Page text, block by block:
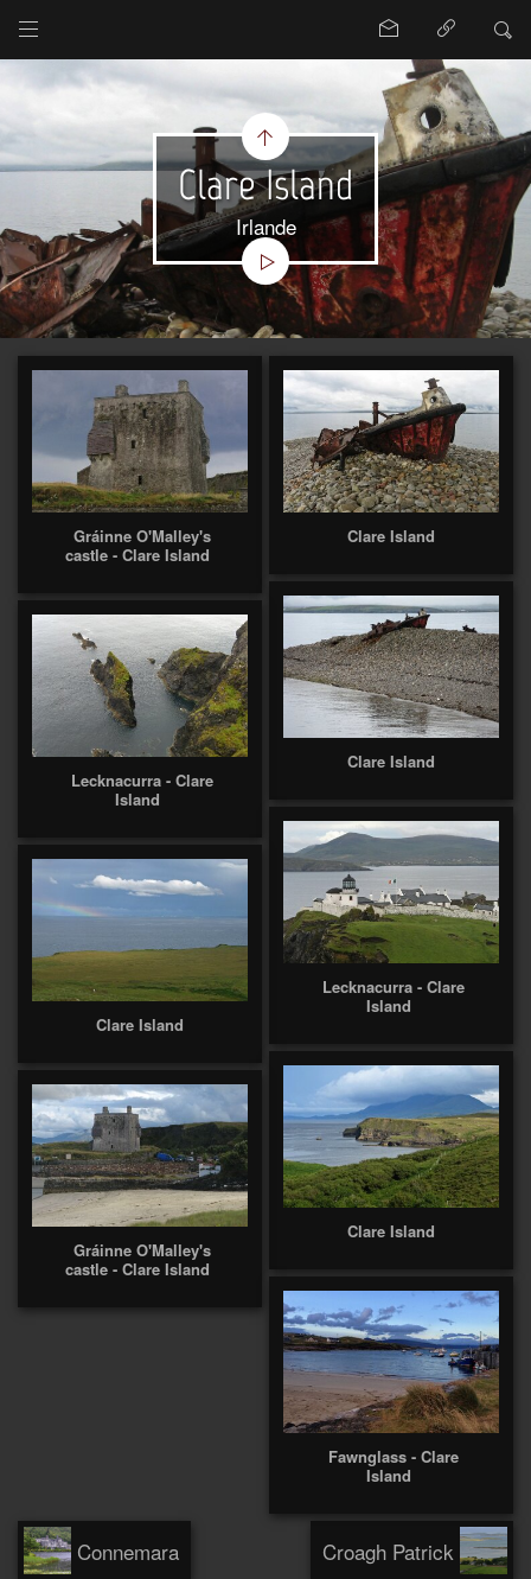
Clare Island
Irlande
Gráinne O'Malley's
castle - Clare Island
Clare Island
Clare Island
Lecknacurra - Clare
Island
Lecknacurra - Clare
Island
Clare Island
Clare Island
Gráinne O'Malley's
castle - Clare Island
Fawnglass - Clare
Island
Connemara Croagh Patrick